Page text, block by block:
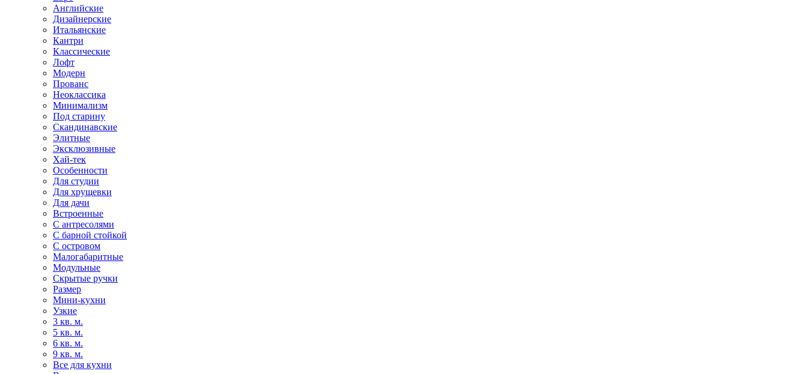
Английские
Дизайнерские
Итальянские
Кантри
Классические
Лофт
Модерн
Прованс
Неоклассика
Минимализм
Под старину
Скандинавские
Элитные
Эксклюзивные
Хай-тек
Особенности
Для студии
Для хрущевки
Для дачи
Встроенные
С антресолями
С барной стойкой
С островом
Малогабаритные
Модульные
Скрытые ручки
Размер
Мини-кухни
Узкие
3 кв. м.
5 кв. м.
6 кв. м.
9 кв. м.
Все для кухни